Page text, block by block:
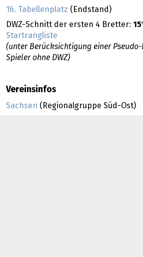
16. Tabellenplatz (Endstand)
DWZ-Schnitt der ersten 4 Bretter:
Startrangliste
(unter Berücksichtigung einer Pseudo-
Spieler ohne DWZ)
Vereinsinfos
Sachsen (Regionalgruppe Süd-Ost)